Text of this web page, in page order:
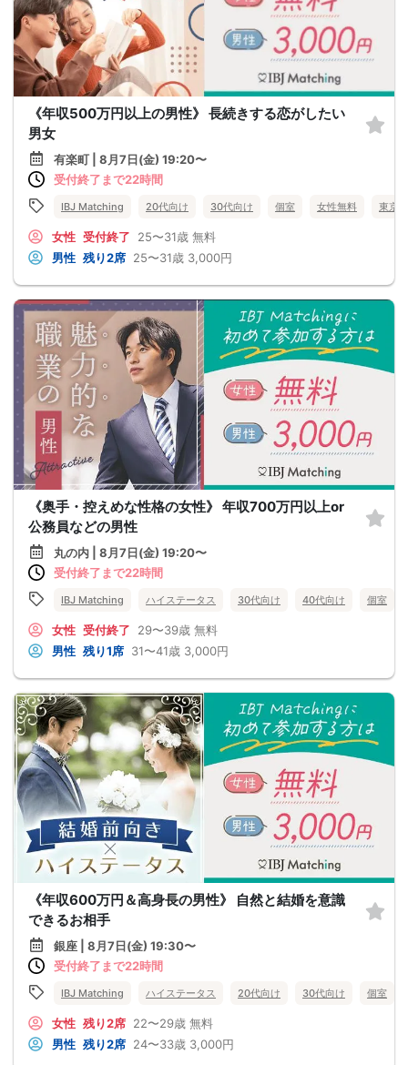
《年収500万円以上の男性》 長続きする恋がしたい
男女
有楽町 | 8月7日(金) 19:20〜
受付終了まで22時間
IBJ Matching 20代向け 30代向け 個室 女性無料 東京都
女性 受付終了 25〜31歳 無料
男性 残り2席 25〜31歳 3,000円
《奥手・控えめな性格の女性》 年収700万円以上or
公務員などの男性
丸の内 | 8月7日(金) 19:20〜
受付終了まで22時間
IBJ Matching ハイステータス 30代向け 40代向け 個室
女性 受付終了 29〜39歳 無料
男性 残り1席 31〜41歳 3,000円
《年収600万円＆高身長の男性》 自然と結婚を意識
できるお相手
銀座 | 8月7日(金) 19:30〜
受付終了まで22時間
IBJ Matching ハイステータス 20代向け 30代向け 個室
女性 残り2席 22〜29歳 無料
男性 残り2席 24〜33歳 3,000円